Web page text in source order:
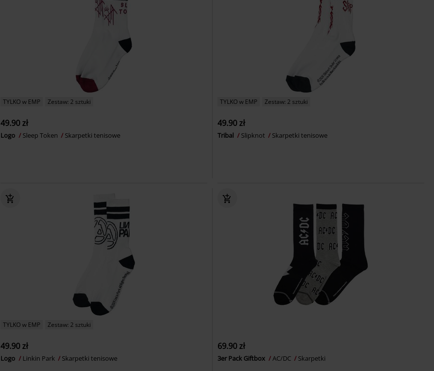
TYLKO w EMP Zestaw: 2 sztuki
49.90 zł
Logo Sleep Token Skarpetki tenisowe
TYLKO w EMP Zestaw: 2 sztuki
49.90 zł
Tribal Slipknot Skarpetki tenisowe
TYLKO w EMP Zestaw: 2 sztuki
49.90 zł
Logo Linkin Park Skarpetki tenisowe
69.90 zł
3er Pack Giftbox AC/DC Skarpetki